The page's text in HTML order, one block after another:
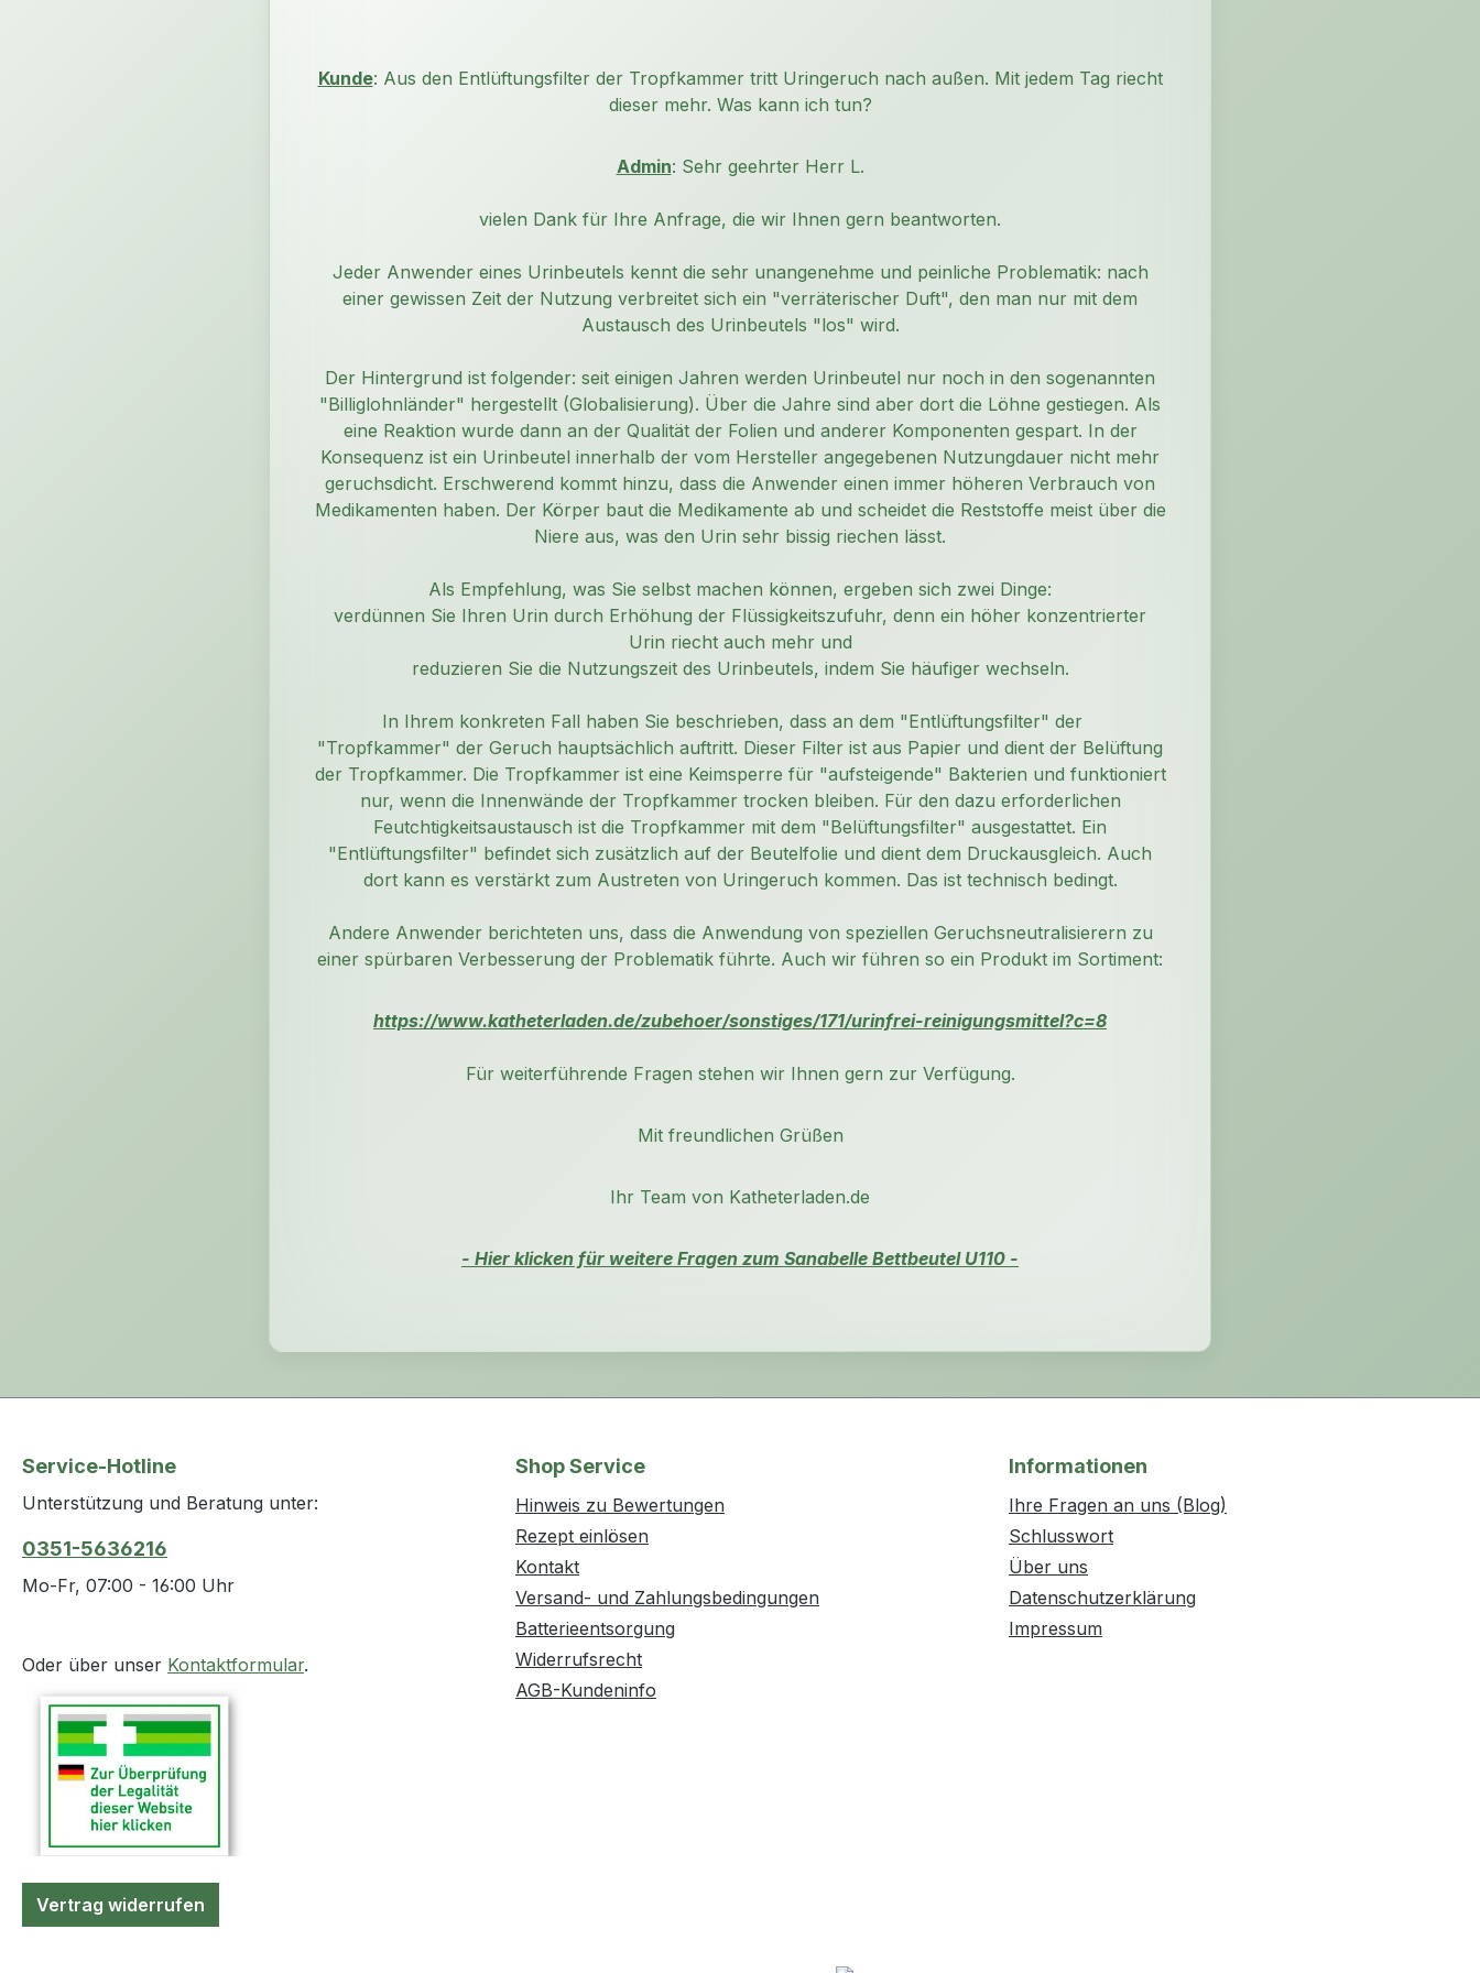
Kunde: Aus den Entlüftungsfilter der Tropfkammer tritt Uringeruch nach außen. Mit jedem Tag riecht
dieser mehr. Was kann ich tun?
Admin: Sehr geehrter Herr L.
vielen Dank für Ihre Anfrage, die wir Ihnen gern beantworten.
Jeder Anwender eines Urinbeutels kennt die sehr unangenehme und peinliche Problematik: nach
einer gewissen Zeit der Nutzung verbreitet sich ein "verräterischer Duft", den man nur mit dem
Austausch des Urinbeutels "los" wird.
Der Hintergrund ist folgender: seit einigen Jahren werden Urinbeutel nur noch in den sogenannten
"Billiglohnländer" hergestellt (Globalisierung). Über die Jahre sind aber dort die Löhne gestiegen. Als
eine Reaktion wurde dann an der Qualität der Folien und anderer Komponenten gespart. In der
Konsequenz ist ein Urinbeutel innerhalb der vom Hersteller angegebenen Nutzungdauer nicht mehr
geruchsdicht. Erschwerend kommt hinzu, dass die Anwender einen immer höheren Verbrauch von
Medikamenten haben. Der Körper baut die Medikamente ab und scheidet die Reststoffe meist über die
Niere aus, was den Urin sehr bissig riechen lässt.
Als Empfehlung, was Sie selbst machen können, ergeben sich zwei Dinge:
verdünnen Sie Ihren Urin durch Erhöhung der Flüssigkeitszufuhr, denn ein höher konzentrierter
Urin riecht auch mehr und
reduzieren Sie die Nutzungszeit des Urinbeutels, indem Sie häufiger wechseln.
In Ihrem konkreten Fall haben Sie beschrieben, dass an dem "Entlüftungsfilter" der
"Tropfkammer" der Geruch hauptsächlich auftritt. Dieser Filter ist aus Papier und dient der Belüftung
der Tropfkammer. Die Tropfkammer ist eine Keimsperre für "aufsteigende" Bakterien und funktioniert
nur, wenn die Innenwände der Tropfkammer trocken bleiben. Für den dazu erforderlichen
Feutchtigkeitsaustausch ist die Tropfkammer mit dem "Belüftungsfilter" ausgestattet. Ein
"Entlüftungsfilter" befindet sich zusätzlich auf der Beutelfolie und dient dem Druckausgleich. Auch
dort kann es verstärkt zum Austreten von Uringeruch kommen. Das ist technisch bedingt.
Andere Anwender berichteten uns, dass die Anwendung von speziellen Geruchsneutralisierern zu
einer spürbaren Verbesserung der Problematik führte. Auch wir führen so ein Produkt im Sortiment:
https://www.katheterladen.de/zubehoer/sonstiges/171/urinfrei-reinigungsmittel?c=8
Für weiterführende Fragen stehen wir Ihnen gern zur Verfügung.
Mit freundlichen Grüßen
Ihr Team von Katheterladen.de
- Hier klicken für weitere Fragen zum Sanabelle Bettbeutel U110 -
Service-Hotline
Unterstützung und Beratung unter:
0351-5636216
Mo-Fr, 07:00 - 16:00 Uhr
Oder über unser Kontaktformular.
Vertrag widerrufen
Shop Service
Hinweis zu Bewertungen
Rezept einlösen
Kontakt
Versand- und Zahlungsbedingungen
Batterieentsorgung
Widerrufsrecht
AGB-Kundeninfo
Informationen
Ihre Fragen an uns (Blog)
Schlusswort
Über uns
Datenschutzerklärung
Impressum